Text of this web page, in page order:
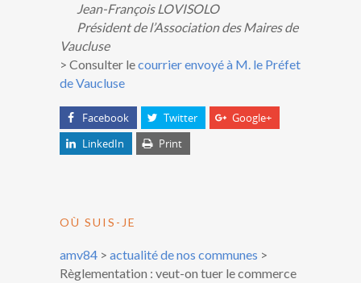
Jean-François LOVISOLO
Président de l’Association des Maires de
Vaucluse
> Consulter lecourrier envoyé à M. le Préfet
de Vaucluse
Facebook Twitter
Google+
LinkedIn
Print
OÙ SUIS-JE
amv84 > actualité de nos communes >
Règlementation : veut-on tuer le commerce